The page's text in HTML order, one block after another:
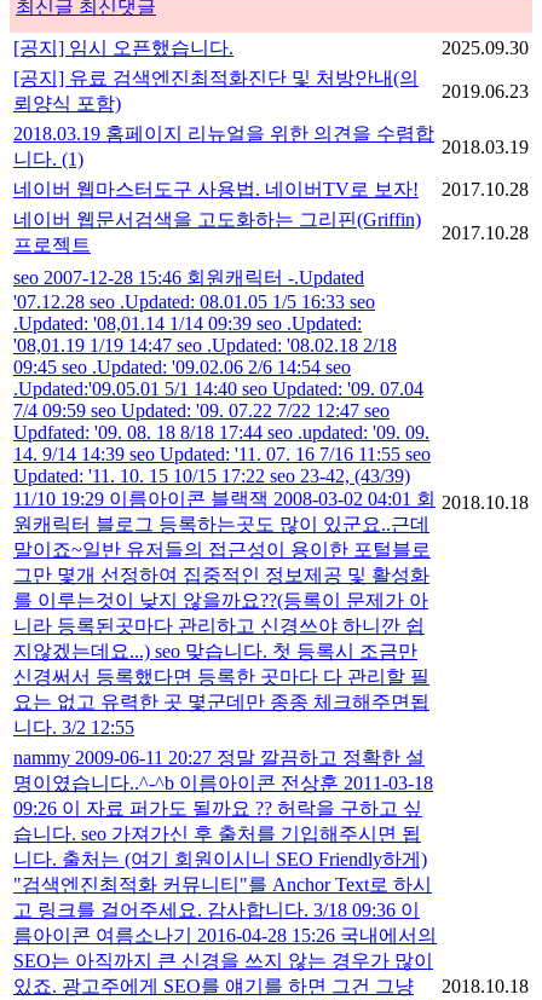
최신글 최신댓글
[공지] 임시 오픈했습니다.
2025.09.30
[공지] 유료 검색엔진최적화진단 및 처방안내(의
뢰양식 포함)
2019.06.23
2018.03.19 홈페이지 리뉴얼을 위한 의견을 수렴합
니다. (1)
2018.03.19
네이버 웹마스터도구 사용법. 네이버TV로 보자!
2017.10.28
네이버 웹문서검색을 고도화하는 그리핀(Griffin)
프로젝트
2017.10.28
seo 2007-12-28 15:46 회원캐릭터 -.Updated
'07.12.28 seo .Updated: 08.01.05 1/5 16:33 seo
.Updated: '08,01.14 1/14 09:39 seo .Updated:
'08,01.19 1/19 14:47 seo .Updated: '08.02.18 2/18
09:45 seo .Updated: '09.02.06 2/6 14:54 seo
.Updated:'09.05.01 5/1 14:40 seo Updated: '09. 07.04
7/4 09:59 seo Updated: '09. 07.22 7/22 12:47 seo
Updfated: '09. 08. 18 8/18 17:44 seo .updated: '09. 09.
14. 9/14 14:39 seo Updated: '11. 07. 16 7/16 11:55 seo
Updated: '11. 10. 15 10/15 17:22 seo 23-42, (43/39)
11/10 19:29 이름아이콘 블랙잭 2008-03-02 04:01 회
원캐릭터 블로그 등록하는곳도 많이 있군요..근데
말이죠~일반 유저들의 접근성이 용이한 포털블로
그만 몇개 선정하여 집중적인 정보제공 및 활성화
를 이루는것이 낮지 않을까요??(등록이 문제가 아
니라 등록된곳마다 관리하고 신경쓰야 하니깐 쉽
지않겠는데요...) seo 맞습니다. 첫 등록시 조금만
신경써서 등록했다면 등록한 곳마다 다 관리할 필
요는 없고 유력한 곳 몇군데만 종종 체크해주면됩
니다. 3/2 12:55
2018.10.18
nammy 2009-06-11 20:27 정말 깔끔하고 정확한 설
명이였습니다..^-^b 이름아이콘 전상훈 2011-03-18
09:26 이 자료 퍼가도 될까요 ?? 허락을 구하고 싶
습니다. seo 가져가신 후 출처를 기입해주시면 됩
니다. 출처는 (여기 회원이시니 SEO Friendly하게)
"검색엔진최적화 커뮤니티"를 Anchor Text로 하시
고 링크를 걸어주세요. 감사합니다. 3/18 09:36 이
름아이콘 여름소나기 2016-04-28 15:26 국내에서의
SEO는 아직까지 큰 신경을 쓰지 않는 경우가 많이
있죠. 광고주에게 SEO를 얘기를 하면 그건 그냥
2018.10.18